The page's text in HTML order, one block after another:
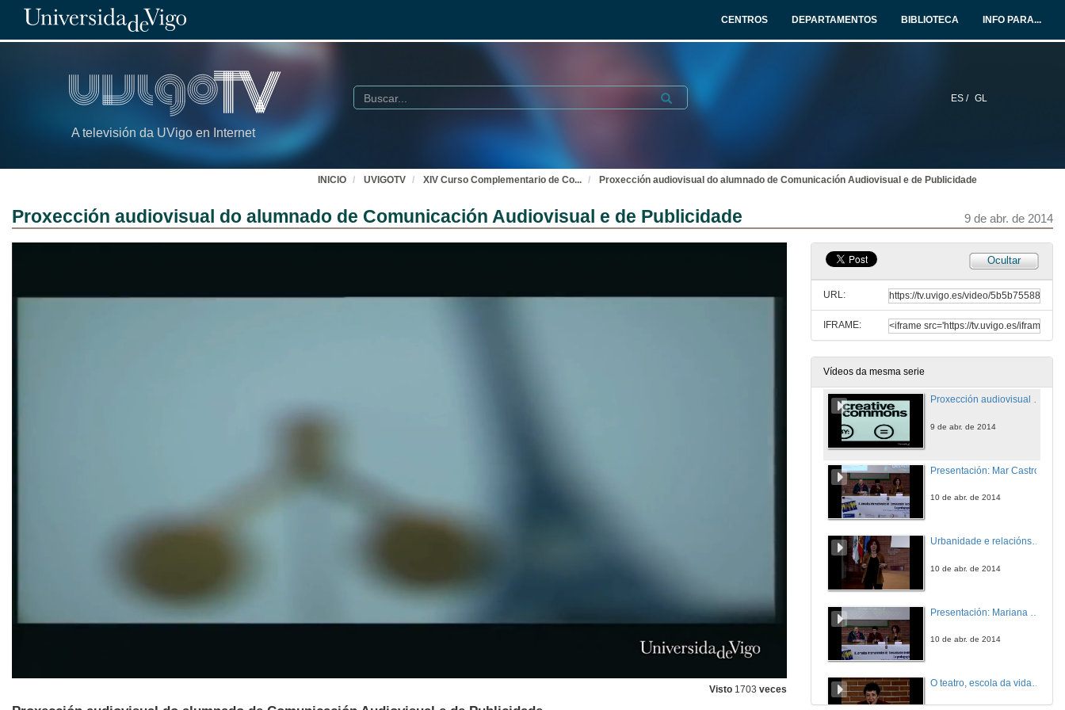
CENTROS DEPARTAMENTOS BIBLIOTECA INFO PARA...
A televisión da UVigo en Internet
ES / GL
Buscar Submit
INICIO UVIGOTV XIV Curso Complementario de Co... Proxección audiovisual do alumnado de Comunicación Audiovisual e de Publicidade
Proxección audiovisual do alumnado de Comunicación Audiovisual e de Publicidade 9 de abr. de 2014
Visto 1703 veces
Ocultar
URL:
IFRAME:
Vídeos da mesma serie
Intervención de Juan Enrique Gonzálvez Valles
9 de abr. de 2014
As redes sociais na comunicación institucional. O caso da Garda Civil e o uso de Twitter
Presentación: Proxección audiovisual do alumnado de Comunicación Audiovisual e de Publicidade
9 de abr. de 2014
Proxección audiovisual do alumnado de Comunicación Audiovisual e de Publicidade
9 de abr. de 2014
Presentación: Mar Castro
10 de abr. de 2014
Urbanidade e relacións humanas para unha sociedade crispada
10 de abr. de 2014
10 de abr. de 2014
O teatro, escola da vida: técnicas e estilos do acto teatral e a súa utilidade na práctica das relacións sociais